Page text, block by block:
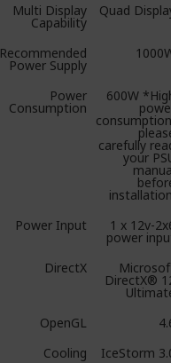
Multi Display
Capability
Quad
Recommended
Power Supply
Power
Consumption
600W
carefully
your
Power Input
1 x 12v-
power
DirectX
DirectX®
OpenGL
Cooling
IceStorm